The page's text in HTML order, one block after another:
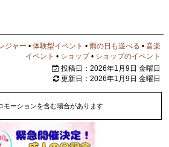
ジャー •体験型イベント •雨の日も遊べる •音楽
イベント • ショップ• ショップのイベント
投稿日：2026年1月9日 金曜日
更新日：2026年1月9日 金曜日
モーションを含む場合があります